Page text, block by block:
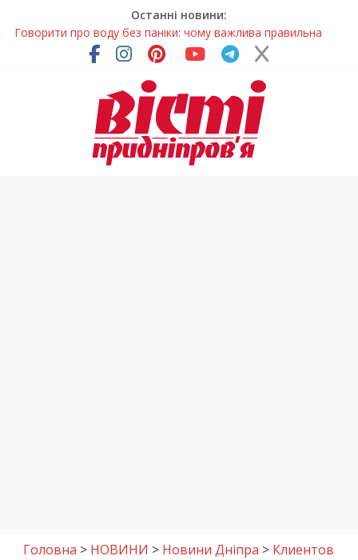
Останні новини:
Говорити про воду без паніки: чому важлива правильна
Лікар – на екрані: Як працюють телемедичні центри на
У Дніпрі триває масштабна підготовка до опалювального
Пошуки тривають: на Дніпропетровщині досліджують місце
розташування легендарного монастиря (Фото)
Головна > НОВИНИ > Новини Дніпра > Клиентов